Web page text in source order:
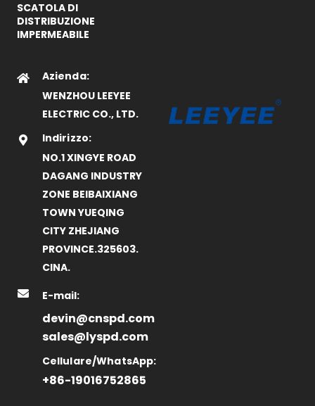
SCATOLA DI
DISTRIBUZIONE
IMPERMEABILE
Azienda:
WENZHOU LEEYEE
ELECTRIC CO., LTD.
Indirizzo:
NO.1 XINGYE ROAD
DAGANG INDUSTRY
ZONE BEIBAIXIANG
TOWN YUEQING
CITY ZHEJIANG
PROVINCE.325603.
CINA.
E-mail:
devin@cnspd.com
sales@lyspd.com
Cellulare/WhatsApp:
+86-19016752865